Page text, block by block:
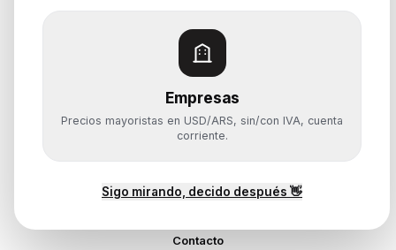
Empresas
Precios mayoristas en USD/ARS, sin/con IVA, cuenta
corriente.
Sigo mirando, decido después 👋
Componentes
Almacenamiento
Monitores y Pantallas
Ayuda
Mis pedidos
¿Cómo querés comprar?
Contacto